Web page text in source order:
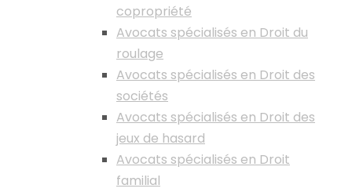
copropriété
Avocats spécialisés en Droit du
roulage
Avocats spécialisés en Droit des
sociétés
Avocats spécialisés en Droit des
jeux de hasard
Avocats spécialisés en Droit
familial